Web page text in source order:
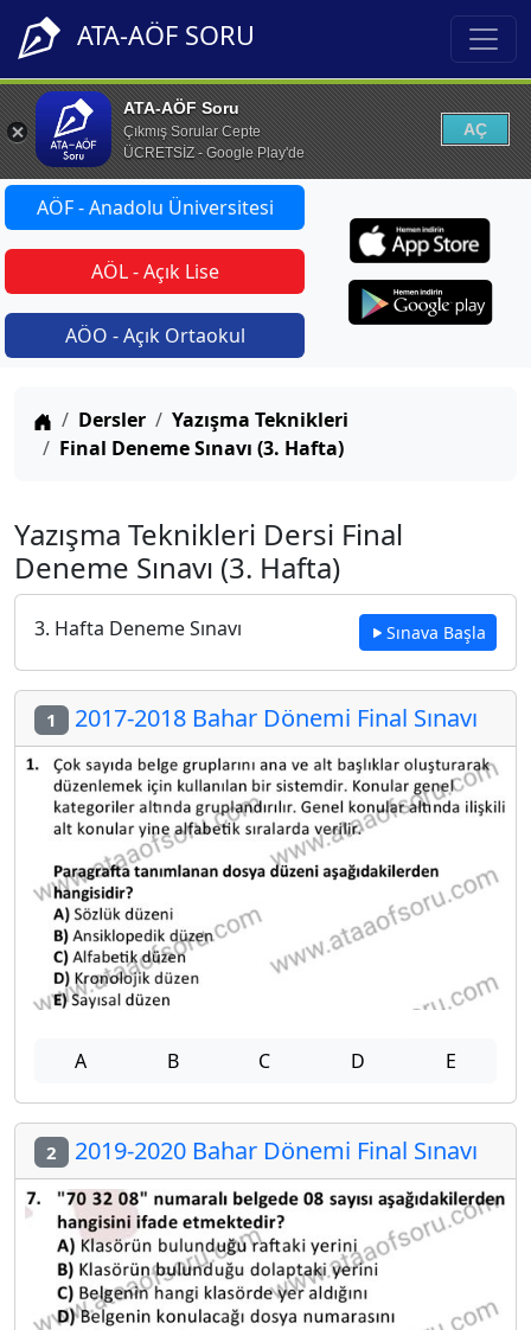
ATA-AÖF SORU
ATA-AÖF Soru
Çıkmış Sorular Cepte
ÜCRETSİZ - Google Play'de
AÇ
AÖF - Anadolu Üniversitesi
AÖL - Açık Lise
AÖO - Açık Ortaokul
Anasayfa
Dersler
Yazışma Teknikleri
Final Deneme Sınavı (3. Hafta)
Yazışma Teknikleri Dersi Final
Deneme Sınavı (3. Hafta)
3. Hafta Deneme Sınavı Sınava Başla
1 2017-2018 Bahar Dönemi Final Sınavı
A B C D E
2 2019-2020 Bahar Dönemi Final Sınavı